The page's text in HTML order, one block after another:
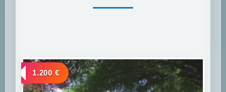
a louer
1.200 €